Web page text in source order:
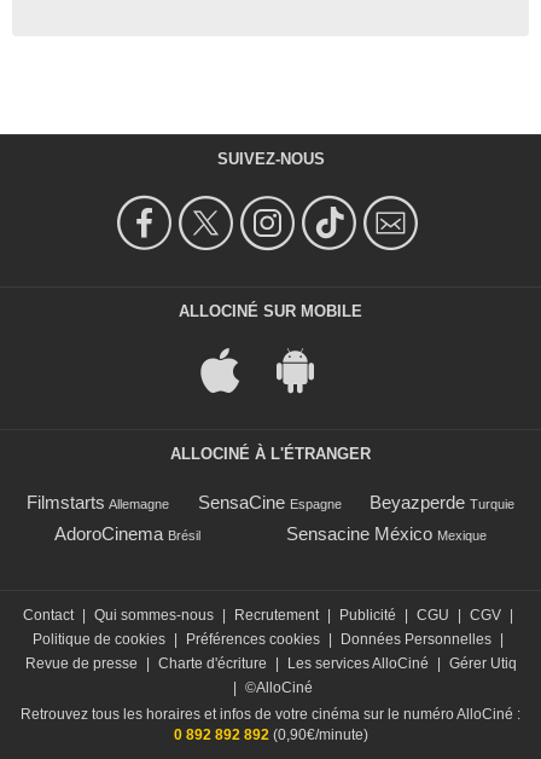
SUIVEZ-NOUS
ALLOCINÉ SUR MOBILE
ALLOCINÉ À L'ÉTRANGER
Filmstarts Allemagne SensaCine Espagne Beyazperde Turquie
AdoroCinema Brésil Sensacine México Mexique
Contact Qui sommes-nous Recrutement Publicité CGU CGV
Politique de cookies
Préférences cookies Données Personnelles
Revue de presse
Charte d'écriture Les services AlloCiné
Gérer Utiq
©AlloCiné
Retrouvez tous les horaires et infos de votre cinéma sur le numéro AlloCiné :
0 892 892 892(0,90€/minute)